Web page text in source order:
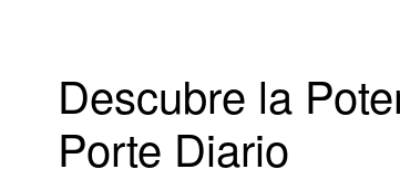
Descubre la
Porte Diario